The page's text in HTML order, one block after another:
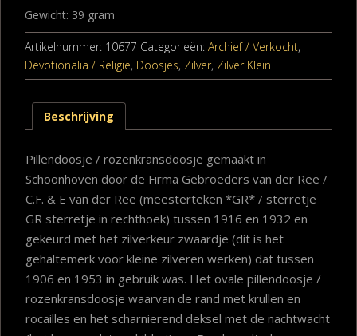
Gewicht: 39 gram
Artikelnummer: 10677 Categorieën: Archief / Verkocht,
Devotionalia / Religie, Doosjes, Zilver, Zilver Klein
Beschrijving
Pillendoosje / rozenkransdoosje gemaakt in
Schoonhoven door de Firma Gebroeders van der Ree /
C.F. & E van der Ree (meesterteken *GR* / sterretje
GR sterretje in rechthoek) tussen 1916 en 1932 en
gekeurd met het zilverkeur zwaardje (dit is het
gehaltemerk voor kleine zilveren werken) dat tussen
1906 en 1953 in gebruik was. Het ovale pillendoosje /
rozenkransdoosje waarvan de rand met krullen en
rocailles en het scharnierend deksel met de nachtwacht